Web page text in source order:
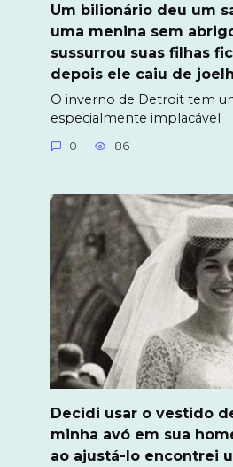
Um bilionário deu um
uma menina sem
sussurrou suas filhas
depois ele caiu de
O inverno de Detroit tem
especialmente implacável
0 86
Decidi usar o vestido
minha avó em sua
ao ajustá-lo encontrei